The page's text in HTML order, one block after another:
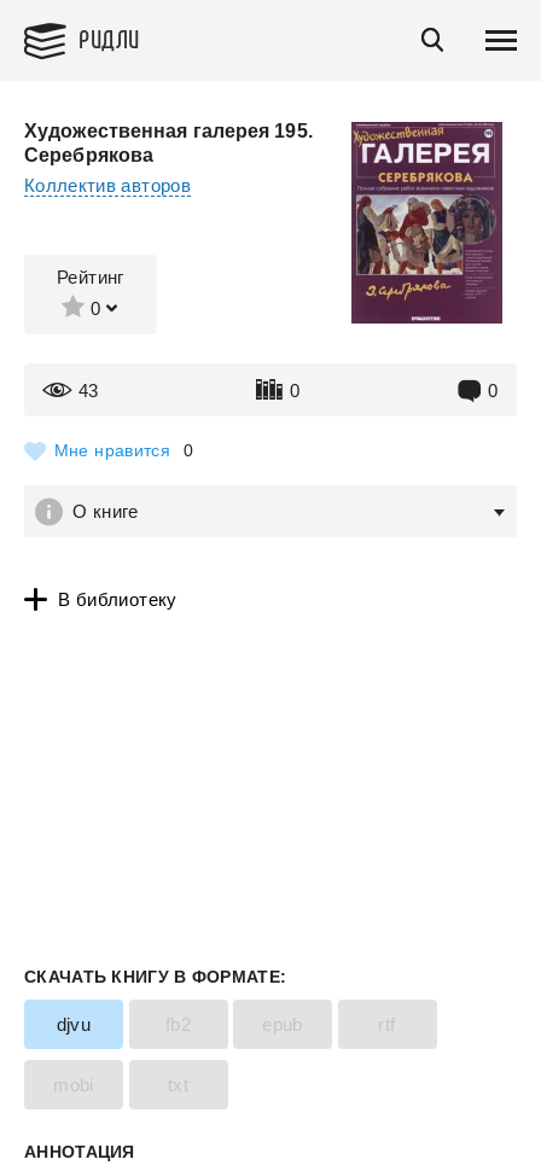
РИДЛИ
Художественная галерея 195.
Серебрякова
Коллектив авторов
Рейтинг
0
43 0 0
Мне нравится 0
О книге
В библиотеку
СКАЧАТЬ КНИГУ В ФОРМАТЕ:
djvu fb2 epub rtf
mobi txt
АННОТАЦИЯ